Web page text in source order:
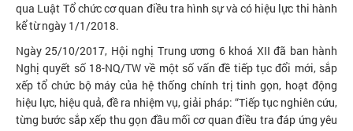
qua Luật Tổ chức cơ quan điều tra hình sự và có hiệu lực thi hành
kể từ ngày 1/1/2018.
Ngày 25/10/2017, Hội nghị Trung ương 6 khoá XII đã ban hành
Nghị quyết số 18-NQ/TW về một số vấn đề tiếp tục đổi mới, sắp
xếp tổ chức bộ máy của hệ thống chính trị tinh gọn, hoạt động
hiệu lực, hiệu quả, đề ra nhiệm vụ, giải pháp: “Tiếp tục nghiên cứu,
từng bước sắp xếp thu gọn đầu mối cơ quan điều tra đáp ứng yêu